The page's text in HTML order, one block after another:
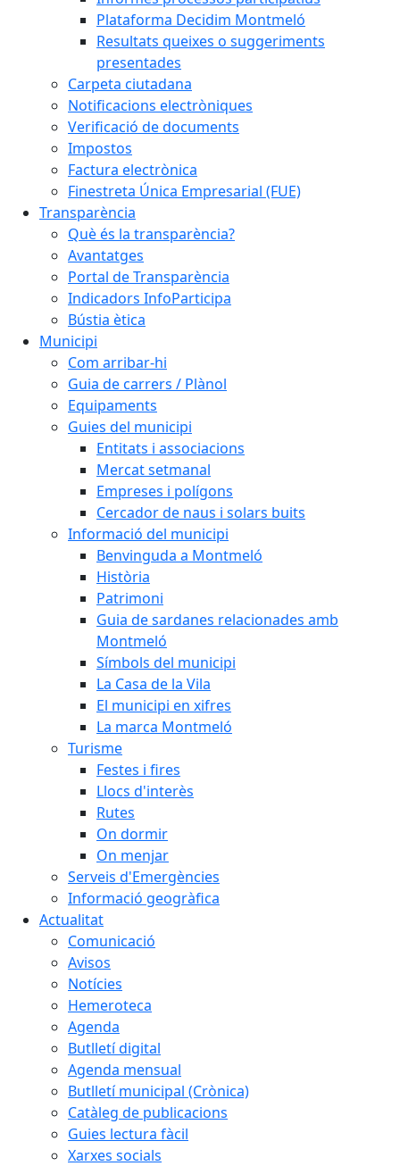
Plataforma Decidim Montmeló
Resultats queixes o suggeriments
presentades
Carpeta ciutadana
Notificacions electròniques
Verificació de documents
Impostos
Factura electrònica
Finestreta Única Empresarial (FUE)
Transparència
Què és la transparència?
Avantatges
Portal de Transparència
Indicadors InfoParticipa
Bústia ètica
Municipi
Com arribar-hi
Guia de carrers / Plànol
Equipaments
Guies del municipi
Entitats i associacions
Mercat setmanal
Empreses i polígons
Cercador de naus i solars buits
Informació del municipi
Benvinguda a Montmeló
Història
Patrimoni
Guia de sardanes relacionades amb
Montmeló
Símbols del municipi
La Casa de la Vila
El municipi en xifres
La marca Montmeló
Turisme
Festes i fires
Llocs d'interès
Rutes
On dormir
On menjar
Serveis d'Emergències
Informació geogràfica
Actualitat
Comunicació
Avisos
Notícies
Hemeroteca
Agenda
Butlletí digital
Agenda mensual
Butlletí municipal (Crònica)
Catàleg de publicacions
Guies lectura fàcil
Xarxes socials